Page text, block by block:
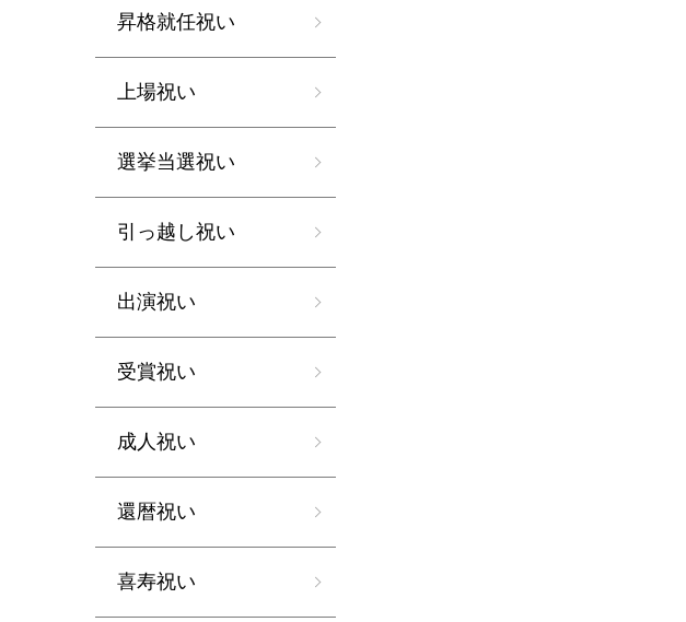
昇格就任祝い
上場祝い
選挙当選祝い
引っ越し祝い
出演祝い
受賞祝い
成人祝い
還暦祝い
喜寿祝い